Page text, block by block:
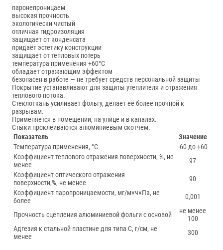
паронепроницаем
высокая прочность
экологически чистый
отличная гидроизоляция
защищает от конденсата
придаёт эстетику конструкции
защищает от тепловых потерь
температура применения +60°С
обладает отражающим эффектом
безопасен в работе — не требует средств персональной защиты
Покрытие устанавливают для защиты утеплителя и отражения
теплового потока.
Стеклоткань усиливает фольгу, делает её более прочной к
разрывам.
Применяется в помещении, на улице и в каналах.
Стыки проклеиваются алюминиевым скотчем.
Показатель
Значение
Температура применения, °С
-60 до +60
Коэффициент теплового отражения поверхности, %, не
менее
97
Коэффициент оптического отражения
поверхности,%, не менее
90
Коэффициент паропроницаемости, мг/м×ч×Па, не
более
0,001
Прочность сцепления алюминиевой фольги с основой
не менее
100
Адгезия к стальной пластине для типа С, г/см, не
менее
300